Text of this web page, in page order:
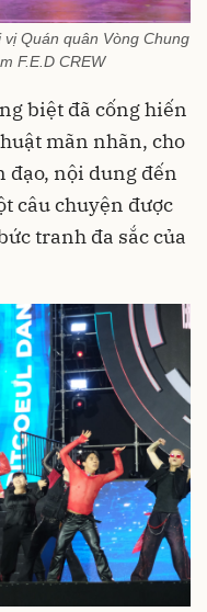
Quán quân Vòng Chung
F.E.D CREW
biệt đã cống hiến
mãn nhãn, cho
đạo, nội dung đến
câu chuyện được
tranh đa sắc của